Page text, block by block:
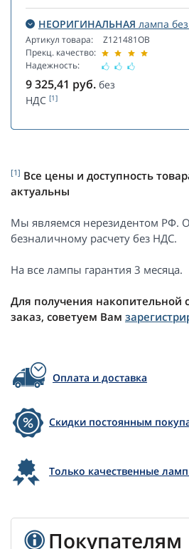
НЕОРИГИНАЛЬНАЯ лампа
Артикул товара:
Прекц. качество:
Надежность:
Z121481OB
9 325,41 руб. без
НДС [1]
[1] Все цены и доступность
актуальны
Мы являемся нерезидентом РФ.
безналичному расчету без НДС.
На все лампы гарантия 3 месяца.
Для получения накопительной
заказ, советуем Вам
Оплата и доставка
Скидки постоянным
Только качественные
Покупателям